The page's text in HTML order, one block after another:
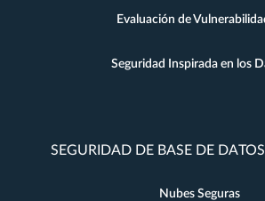
Evaluación de
Seguridad Inspirada en los
SEGURIDAD DE BASE DE
Nubes Seguras